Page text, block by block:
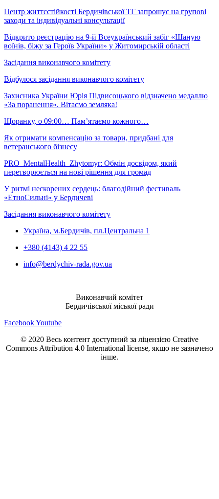
Центр життєстійкості Бердичівської ТГ запрошує на групові
заходи та індивідуальні консультації
Відкрито реєстрацію на 9-й Всеукраїнський забіг «Шаную
воїнів, біжу за Героїв України» у Житомирській області
Засідання виконавчого комітету
Відбулося засідання виконавчого комітету
Захисника України Юрія Підвисоцького відзначено медаллю
«За поранення». Вітаємо земляка!
Щоранку, о 09:00… Пам’ятаємо кожного…
Як отримати компенсацію за товари, придбані для
ветеранського бізнесу
PRO_MentalHealth_Zhytomyr: Обмін досвідом, який
перетворюється на нові рішення для громад
У ритмі нескорених сердець: благодійний фестиваль
«ЕтноСильні» у Бердичеві
Засідання виконавчого комітету
Україна, м.Бердичів, пл.Центральна 1
+380 (4143) 4 22 55
info@berdychiv-rada.gov.ua
Виконавчий комітет
Бердичівської міської ради
FacebookYoutube
© 2020 Весь контент доступний за ліцензією Creative
Commons Attribution 4.0 International license, якщо не зазначено
інше.